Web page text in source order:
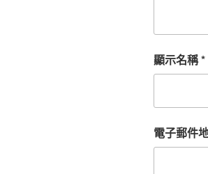
顯示名稱*
電子郵件